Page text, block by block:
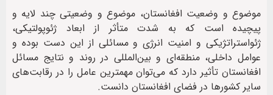
موضوع و وضعیت افغانستان، موضوع و وضعیتی چند لایه و
پیچیده است که به شدت متأثر از ابعاد ژئوپولتیکی،
ژئواستراتژیکی و امنیت انرژی و مسائلی از این دست بوده و
عوامل داخلی، منطقه‌ای و بین‌المللی در روند و نتایج مسائل
افغانستان تأثیر دارد که می‌توان مهمترین عامل را در رقابت‌های
سایر کشورها در فضای افغانستان دانست.